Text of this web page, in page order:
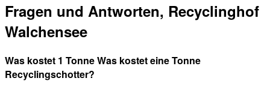
Fragen und Antworten, Recyclinghof
Walchensee
Was kostet 1 Tonne Was kostet eine Tonne
Recyclingschotter?